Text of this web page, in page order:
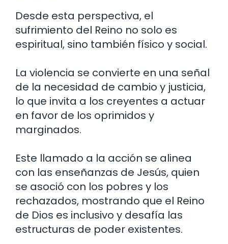
Desde esta perspectiva, el
sufrimiento del Reino no solo es
espiritual, sino también físico y social.
La violencia se convierte en una señal
de la necesidad de cambio y justicia,
lo que invita a los creyentes a actuar
en favor de los oprimidos y
marginados.
Este llamado a la acción se alinea
con las enseñanzas de Jesús, quien
se asoció con los pobres y los
rechazados, mostrando que el Reino
de Dios es inclusivo y desafía las
estructuras de poder existentes.